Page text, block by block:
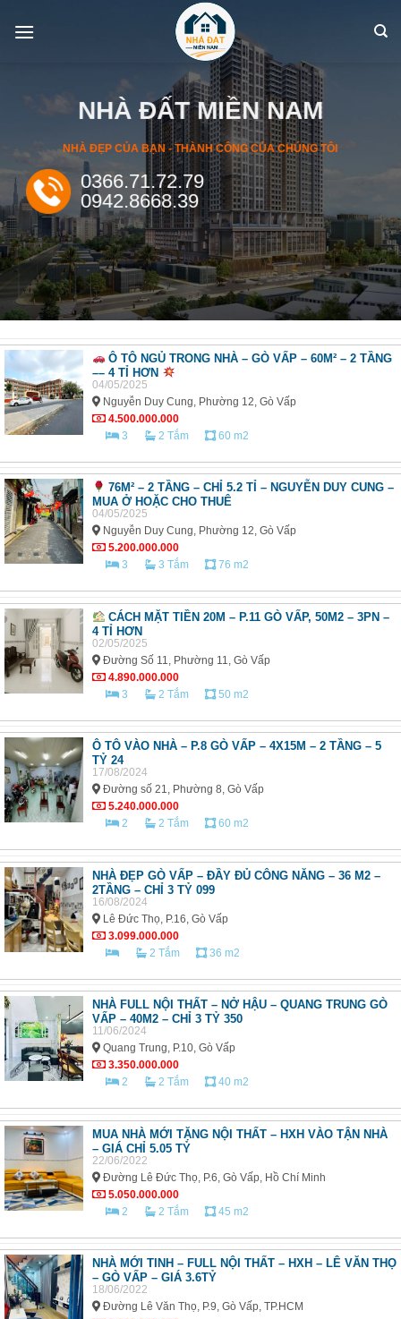
NHÀ ĐẤT MIỀN NAM
NHÀ ĐẸP CỦA BẠN - THÀNH CÔNG CỦA CHÚNG TÔI
0366.71.72.79
0942.8668.39
Ô TÔ NGỦ TRONG NHÀ – GÒ VẤP – 60M² – 2 TẦNG
–– 4 TỈ HƠN
04/05/2025
Nguyễn Duy Cung, Phường 12, Gò Vấp
4.500.000.000
3
2 Tắm 60 m2
76M² – 2 TẦNG – CHỈ 5.2 TỈ – NGUYỄN DUY CUNG –
MUA Ở HOẶC CHO THUÊ
04/05/2025
Nguyễn Duy Cung, Phường 12, Gò Vấp
5.200.000.000
3
3 Tắm 76 m2
CÁCH MẶT TIỀN 20M – P.11 GÒ VẤP, 50M2 – 3PN –
4 TỈ HƠN
02/05/2025
Đường Số 11, Phường 11, Gò Vấp
4.890.000.000
3
2 Tắm 50 m2
Ô TÔ VÀO NHÀ – P.8 GÒ VẤP – 4X15M – 2 TẦNG – 5
TỶ 24
17/08/2024
Đường số 21, Phường 8, Gò Vấp
5.240.000.000
2
2 Tắm 60 m2
NHÀ ĐẸP GÒ VẤP – ĐẦY ĐỦ CÔNG NĂNG – 36 M2 –
2TẦNG – CHỈ 3 TỶ 099
16/08/2024
Lê Đức Thọ, P.16, Gò Vấp
3.099.000.000
2 Tắm
36 m2
NHÀ FULL NỘI THẤT – NỞ HẬU – QUANG TRUNG GÒ
VẤP – 40M2 – CHỈ 3 TỶ 350
11/06/2024
Quang Trung, P.10, Gò Vấp
3.350.000.000
2
2 Tắm 40 m2
MUA NHÀ MỚI TẶNG NỘI THẤT – HXH VÀO TẬN NHÀ
– GIÁ CHỈ 5.05 TỶ
22/06/2022
Đường Lê Đức Thọ, P.6, Gò Vấp, Hồ Chí Minh
5.050.000.000
2
2 Tắm 45 m2
NHÀ MỚI TINH – FULL NỘI THẤT – HXH – LÊ VĂN THỌ
– GÒ VẤP – GIÁ 3.6TỶ
18/06/2022
Đường Lê Văn Thọ, P.9, Gò Vấp, TP.HCM